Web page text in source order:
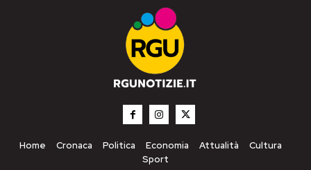
Home Cronaca Politica Economia Attualità
Cultura
Sport